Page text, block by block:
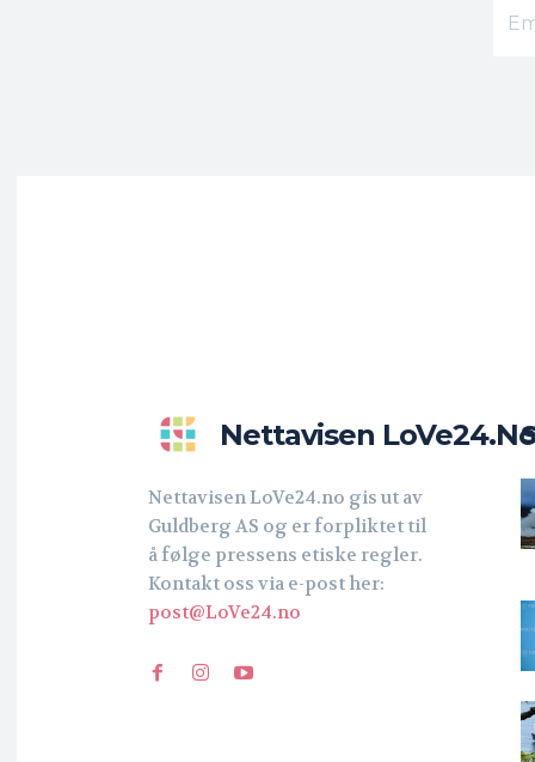
Nettavisen LoVe24.no
Nettavisen LoVe24.no gis ut av
Guldberg AS og er forpliktet til
å følge pressens etiske regler.
Kontakt oss via e-post her:
post@LoVe24.no